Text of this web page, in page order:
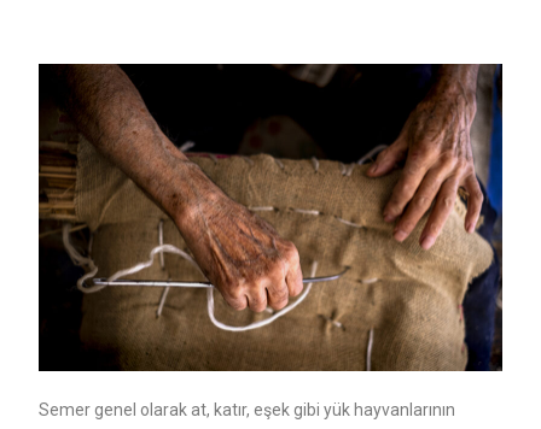
Semer genel olarak at, katır, eşek gibi yük hayvanlarının